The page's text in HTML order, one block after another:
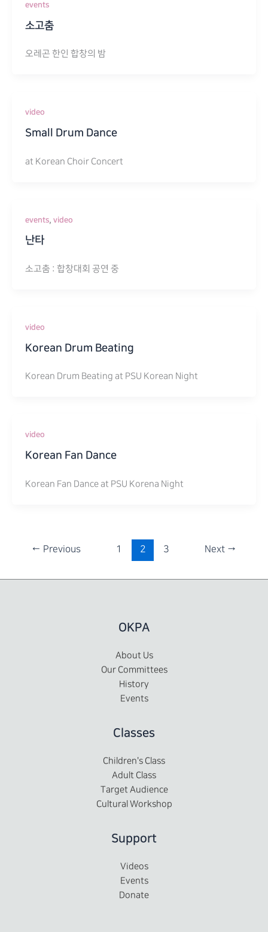
events
소고춤
오레곤 한인 합창의 밤
video
Small Drum Dance
at Korean Choir Concert
events, video
난타
소고춤 : 합창대회 공연 중
video
Korean Drum Beating
Korean Drum Beating at PSU Korean Night
video
Korean Fan Dance
Korean Fan Dance at PSU Korena Night
← Previous 1 2 3 Next →
OKPA
About Us
Our Committees
History
Events
Classes
Children's Class
Adult Class
Target Audience
Cultural Workshop
Support
Videos
Events
Donate